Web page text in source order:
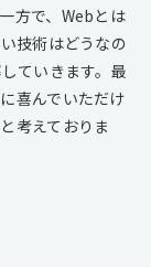
方で、Webとは
技術はどうなの
ていきます。最
喜んでいただけ
考えておりま